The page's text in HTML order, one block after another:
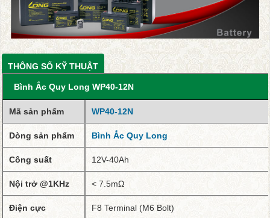
THÔNG SỐ KỸ THUẬT
Bình Ắc Quy Long WP40-12N
Mã sản phẩm WP40-12N
Dòng sản phẩm Bình Ắc Quy Long
Công suất 12V-40Ah
Nội trở @1KHz < 7.5mΩ
Điện cực F8 Terminal (M6 Bolt)